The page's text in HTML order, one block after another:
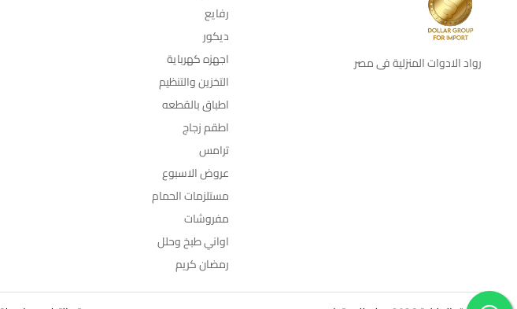
رواد الادوات المنزلية فى مصر
رفايع
ديكور
اجهزه كهرباية
التخزين والتنظيم
اطباق بالقطعه
اطقم زجاج
ترامس
عروض الاسبوع
مستلزمات الحمام
مفروشات
اواني طبخ وحلل
رمضان كريم